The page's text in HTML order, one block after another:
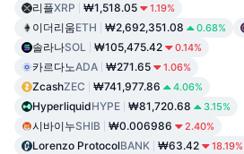
리플XRP ₩1,518.05 1.19%
이더리움ETH ₩2,692,351.08 0.68%
솔라나SOL ₩105,475.42 0.14%
카르다노ADA ₩271.65 1.06%
ZcashZEC ₩741,977.86 4.06%
HyperliquidHYPE ₩81,720.68 3.15%
시바이누SHIB ₩0.006986 2.40%
Lorenzo ProtocolBANK ₩63.42 18.19%